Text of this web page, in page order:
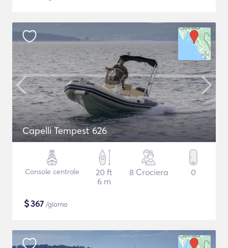
Capelli Tempest 626
Console centrale
20 ft
6 m
8 Crociera 0
$367 /giorno